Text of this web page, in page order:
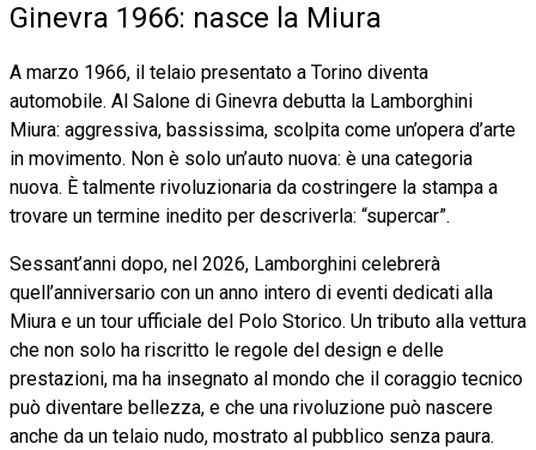
Ginevra 1966: nasce la Miura
A marzo 1966, il telaio presentato a Torino diventa
automobile. Al Salone di Ginevra debutta la Lamborghini
Miura: aggressiva, bassissima, scolpita come un’opera d’arte
in movimento. Non è solo un’auto nuova: è una categoria
nuova. È talmente rivoluzionaria da costringere la stampa a
trovare un termine inedito per descriverla: “supercar”.
Sessant’anni dopo, nel 2026, Lamborghini celebrerà
quell’anniversario con un anno intero di eventi dedicati alla
Miura e un tour ufficiale del Polo Storico. Un tributo alla vettura
che non solo ha riscritto le regole del design e delle
prestazioni, ma ha insegnato al mondo che il coraggio tecnico
può diventare bellezza, e che una rivoluzione può nascere
anche da un telaio nudo, mostrato al pubblico senza paura.